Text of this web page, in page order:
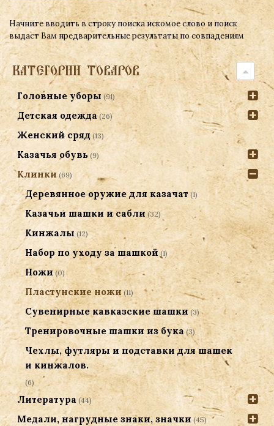
Начните вводить в строку поиска искомое слово и поиск
выдаст Вам предварительные результаты по совпадениям
КАТЕГОРИИ ТОВАРОВ
Головные уборы (91)
Детская одежда (26)
Женский сряд (13)
Казачья обувь (9)
Клинки (69)
Деревянное оружие для казачат (1)
Казачьи шашки и сабли (32)
Кинжалы (12)
Набор по уходу за шашкой (1)
Ножи (0)
Пластунские ножи (11)
Сувенирные кавказские шашки (3)
Тренировочные шашки из бука (3)
Чехлы, футляры и подставки для шашек
и кинжалов.
(6)
Литература (44)
Медали, нагрудные знаки, значки (45)